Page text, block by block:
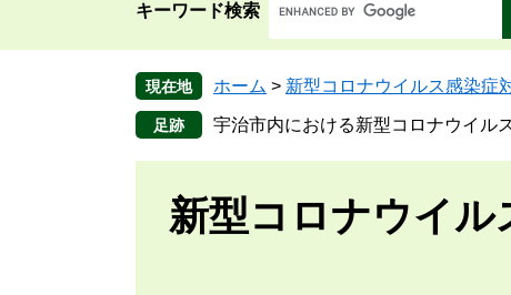
キーワード検索
現在地 ホーム > 新型コロナウイルス感染症
宇治市内における新型コロナウイル
新型コロナウイル